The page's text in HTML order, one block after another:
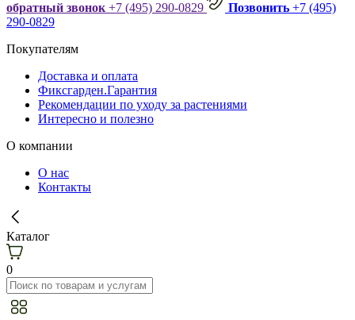
обратный звонок +7 (495) 290-0829 Позвонить +7 (495)
290-0829
Покупателям
Доставка и оплата
Фиксгарден.Гарантия
Рекомендации по уходу за растениями
Интересно и полезно
О компании
О нас
Контакты
Каталог
0